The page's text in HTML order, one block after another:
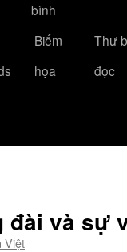
bình
Biếm
họa
Thư
đọc
đài và sự
Việt